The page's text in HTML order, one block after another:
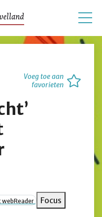
Voeg toe aan
favorieten
Focus